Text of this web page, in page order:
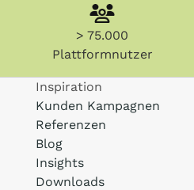
> 75.000
Plattformnutzer
Inspiration
Kunden Kampagnen
Referenzen
Blog
Insights
Downloads